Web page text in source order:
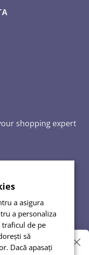
a asigura
a personaliza
de pe
să
Dacă apasați